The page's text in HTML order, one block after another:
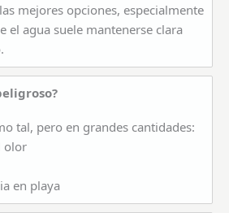
mejores opciones, especialmente
el agua suele mantenerse clara
tal, pero en grandes cantidades:
olor
en playa